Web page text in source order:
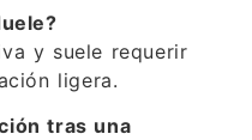
y suele requerir
ligera.
tras una